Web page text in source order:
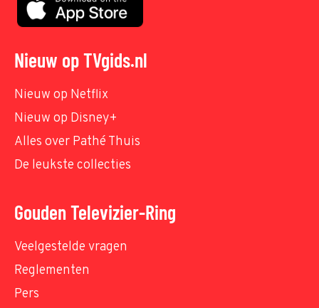
Nieuw op TVgids.nl
Nieuw op Netflix
Nieuw op Disney+
Alles over Pathé Thuis
De leukste collecties
Gouden Televizier-Ring
Veelgestelde vragen
Reglementen
Pers